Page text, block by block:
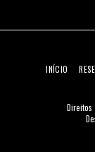
Direitos
INÍCIO